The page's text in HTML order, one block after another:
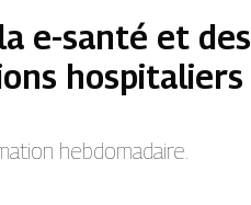
e-santé et des
hospitaliers
hebdomadaire.